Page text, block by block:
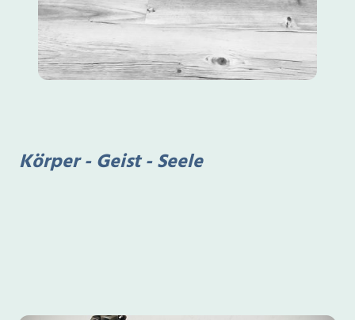
Körper - Geist - Seele